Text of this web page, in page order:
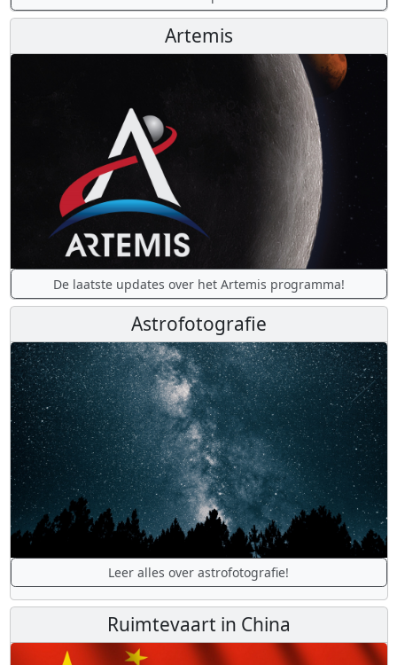
Artemis
De laatste updates over het Artemis programma!
Astrofotografie
Leer alles over astrofotografie!
Ruimtevaart in China